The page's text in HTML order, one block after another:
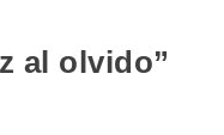
al olvido”